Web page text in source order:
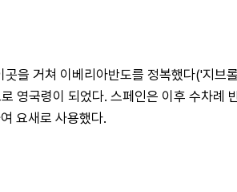
을 거쳐 이베리아반도를 정복했다('지브
영국령이 되었다. 스페인은 이후 수차례
요새로 사용했다.